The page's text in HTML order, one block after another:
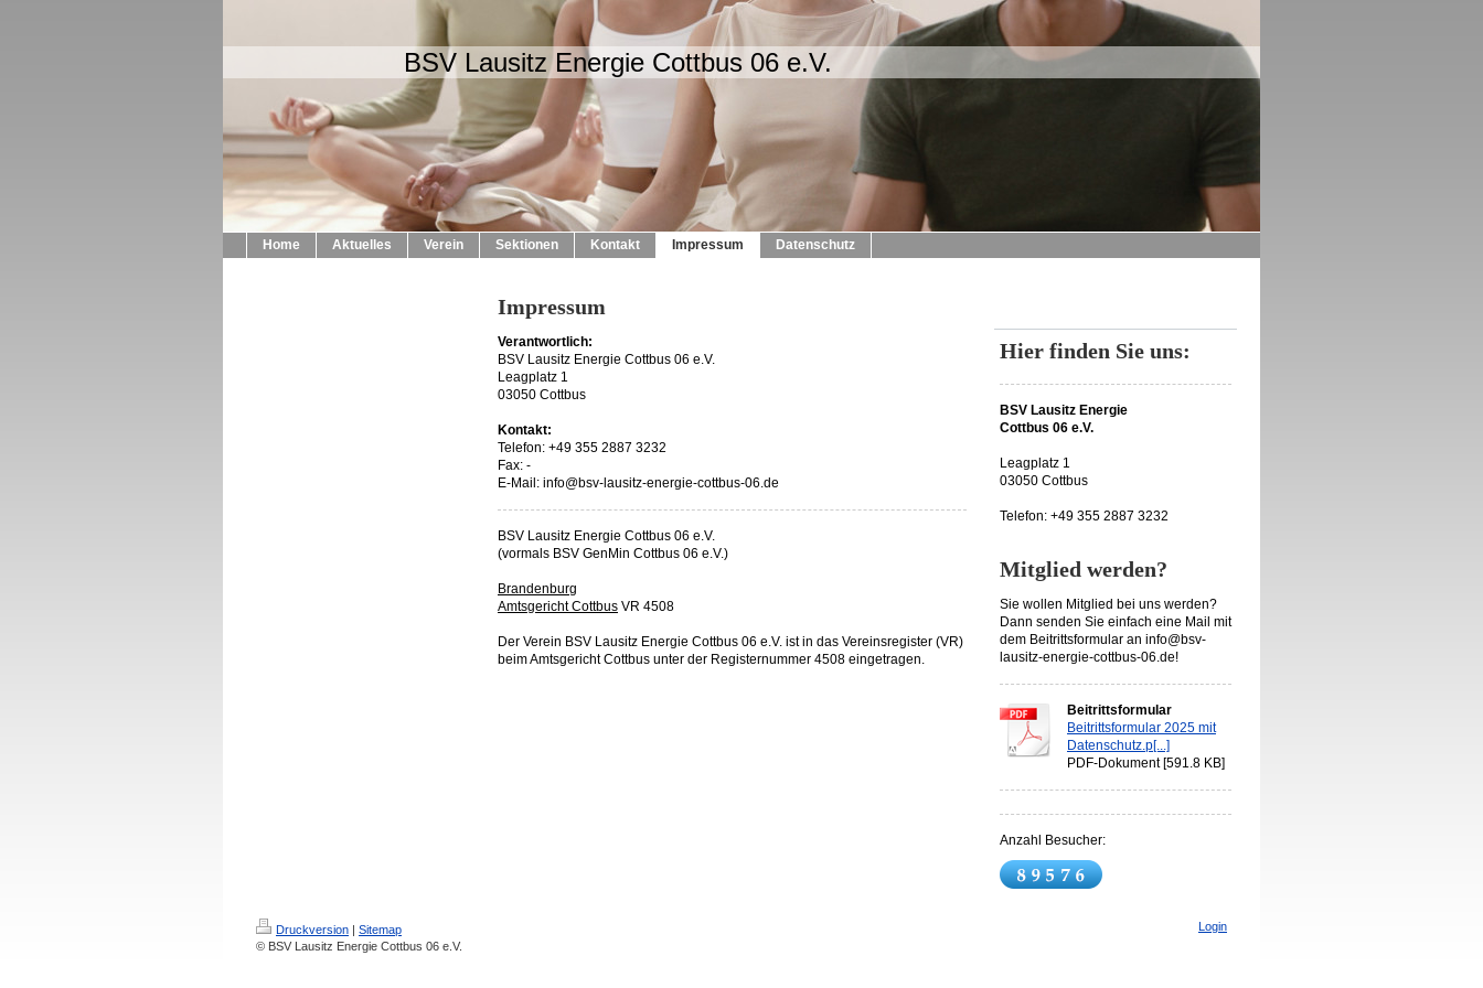
BSV Lausitz Energie Cottbus 06 e.V.
Home Aktuelles Verein Sektionen Kontakt Impressum Datenschutz
Impressum
Verantwortlich:
BSV Lausitz Energie Cottbus 06 e.V.
Leagplatz 1
03050 Cottbus
Kontakt:
Telefon: +49 355 2887 3232
Fax: -
E-Mail: info@bsv-lausitz-energie-cottbus-06.de
BSV Lausitz Energie Cottbus 06 e.V.
(vormals BSV GenMin Cottbus 06 e.V.)
Brandenburg
Amtsgericht Cottbus VR 4508
Der Verein BSV Lausitz Energie Cottbus 06 e.V. ist in das Vereinsregister (VR)
beim Amtsgericht Cottbus unter der Registernummer 4508 eingetragen.
Hier finden Sie uns:
BSV Lausitz Energie
Cottbus 06 e.V.
Leagplatz 1
03050 Cottbus
Telefon: +49 355 2887 3232
Mitglied werden?
Sie wollen Mitglied bei uns werden?
Dann senden Sie einfach eine Mail mit
dem Beitrittsformular an info@bsv-
lausitz-energie-cottbus-06.de!
Beitrittsformular
Beitrittsformular 2025 mit
Datenschutz.p[...]
PDF-Dokument [591.8 KB]
Anzahl Besucher:
Druckversion | Sitemap
© BSV Lausitz Energie Cottbus 06 e.V.
Login